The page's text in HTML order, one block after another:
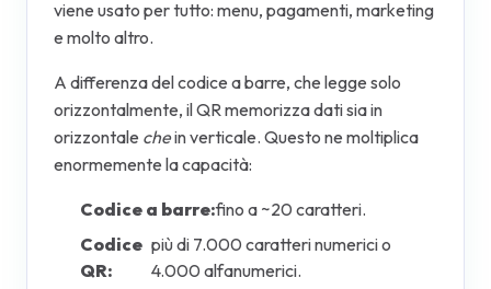
viene usato per tutto: menu, pagamenti, marketing
e molto altro.
A differenza del codice a barre, che legge solo
orizzontalmente, il QR memorizza dati sia in
orizzontale chein verticale. Questo ne moltiplica
enormemente la capacità:
Codice a barre:fino a ~20 caratteri.
Codice
QR:
più di 7.000 caratteri numerici o
4.000 alfanumerici.